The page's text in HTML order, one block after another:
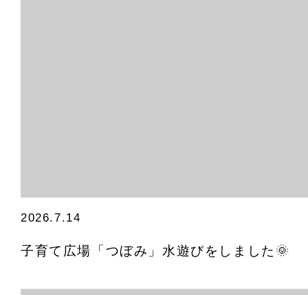
2026.7.14
子育て広場「つぼみ」水遊びをしました🌞